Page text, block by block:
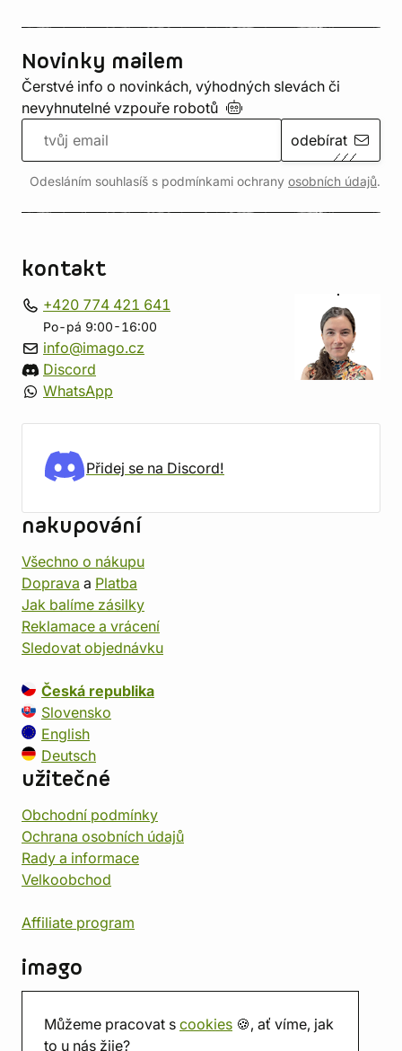
Můžeme pracovat s cookies 🍪, ať víme, jak
to u nás žije?
Novinky mailem
Čerstvé info o novinkách, výhodných slevách či
nevyhnutelné vzpouře robotů
odebírat
Odesláním souhlasíš s podmínkami ochrany osobních údajů.
kontakt
+420 774 421 641
Po-pá 9:00-16:00
info@imago.cz
Discord
WhatsApp
Přidej se na Discord!
nakupování
Všechno o nákupu
Doprava a Platba
Jak balíme zásilky
Reklamace a vrácení
Sledovat objednávku
Česká republika
Slovensko
English
Deutsch
užitečné
Obchodní podmínky
Ochrana osobních údajů
Rady a informace
Velkoobchod
Affiliate program
imago
Prodejna
Herna